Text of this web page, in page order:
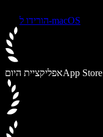
הורידו ל-macOS
אפליקציית היוםApp Store